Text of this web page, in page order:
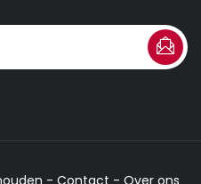
- Contact - Over ons